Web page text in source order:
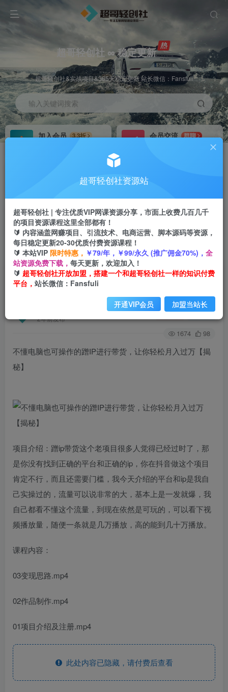
超哥轻创社 ∞ 稳定更新
超哥轻创社&实战项目&365天稳定更新 站长微信：Fansfuli
输入关键词搜索
加入会员
3.3折
会员交流
群聊
推广返佣高达70%
首页 创业课程 会员免费 正文
不懂电脑也可操作的蹭IP进行带货，让你轻松月入
过万【揭秘】
2年前发布
关注 私信
1674 98
不懂电脑也可操作的蹭IP进行带货，让你轻松月入过万【揭
秘】
项目介绍：蹭ip带货这个老项目很多人觉得已经过时了，那
是你没有找到正确的平台和正确的ip，你在抖音做这个项目
肯定不行，而且还需要门槛，我今天介绍的平台和ip是我自
己实操过的，流量可以说非常的大，基本上是一发就爆，我
自己都看不懂这个流量，到现在依然是可玩的，可以看下视
频播放量，随便一条就是几万播放，高的能到几十万播放。
课程内容：
03变现思路.mp4
02作品制作.mp4
01项目介绍及注册.mp4
此处内容已隐藏，请付费后查看
超哥轻创社资源站
超哥轻创社 | 专注优质VIP网课资源分享，市面上收费几百几千
的项目资源课程这里全部都有！
🔰 内容涵盖网赚项目、引流技术、电商运营、脚本源码等资源，
每日稳定更新20-30优质付费资源课程！
🔰 本站VIP 限时特惠， ￥79/年，￥99/永久 (推广佣金70%)， 全
站资源免费下载， 每天更新，欢迎加入！
🔰 超哥轻创社开放加盟，搭建一个和超哥轻创社一样的知识付费
平台， 站长微信：Fansfuli
开通VIP会员 加盟当站长